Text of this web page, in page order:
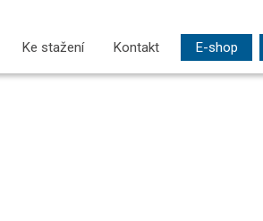
(current)Ke stažení Kontakt E-shop